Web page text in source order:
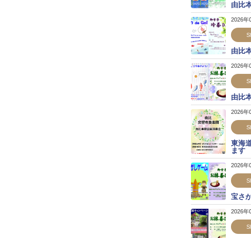
由比
2026年
由比
2026年
由比
2026年
東海
ます
2026年
宝さ
2026年